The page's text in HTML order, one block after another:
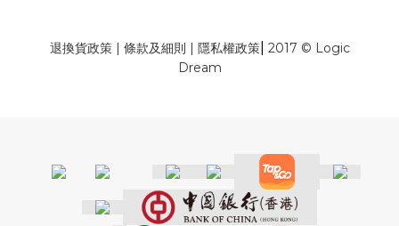
退換貨政策| 條款及細則 | 隱私權政策| 2017 © Logic
Dream